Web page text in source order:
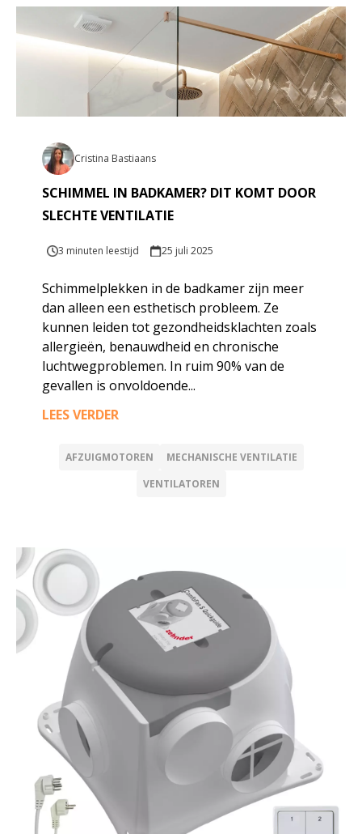
Cristina Bastiaans
SCHIMMEL IN BADKAMER? DIT KOMT DOOR
SLECHTE VENTILATIE
3 minuten leestijd 25 juli 2025
Schimmelplekken in de badkamer zijn meer
dan alleen een esthetisch probleem. Ze
kunnen leiden tot gezondheidsklachten zoals
allergieën, benauwdheid en chronische
luchtwegproblemen. In ruim 90% van de
gevallen is onvoldoende...
LEES VERDER
AFZUIGMOTOREN
MECHANISCHE VENTILATIE
VENTILATOREN